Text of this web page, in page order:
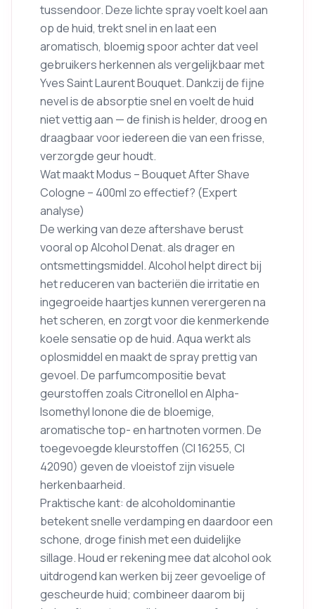
tussendoor. Deze lichte spray voelt koel aan
op de huid, trekt snel in en laat een
aromatisch, bloemig spoor achter dat veel
gebruikers herkennen als vergelijkbaar met
Yves Saint Laurent Bouquet. Dankzij de fijne
nevel is de absorptie snel en voelt de huid
niet vettig aan — de finish is helder, droog en
draagbaar voor iedereen die van een frisse,
verzorgde geur houdt.
Wat maakt Modus – Bouquet After Shave
Cologne – 400ml zo effectief? (Expert
analyse)
De werking van deze aftershave berust
vooral op Alcohol Denat. als drager en
ontsmettingsmiddel. Alcohol helpt direct bij
het reduceren van bacteriën die irritatie en
ingegroeide haartjes kunnen verergeren na
het scheren, en zorgt voor die kenmerkende
koele sensatie op de huid. Aqua werkt als
oplosmiddel en maakt de spray prettig van
gevoel. De parfumcompositie bevat
geurstoffen zoals Citronellol en Alpha-
Isomethyl Ionone die de bloemige,
aromatische top- en hartnoten vormen. De
toegevoegde kleurstoffen (CI 16255, CI
42090) geven de vloeistof zijn visuele
herkenbaarheid.
Praktische kant: de alcoholdominantie
betekent snelle verdamping en daardoor een
schone, droge finish met een duidelijke
sillage. Houd er rekening mee dat alcohol ook
uitdrogend kan werken bij zeer gevoelige of
gescheurde huid; combineer daarom bij